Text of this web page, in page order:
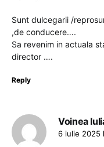
Sunt dulcegarii /
,de conducere….
Sa revenim in actuala
director ….
Reply
Voinea
6 iulie 2025